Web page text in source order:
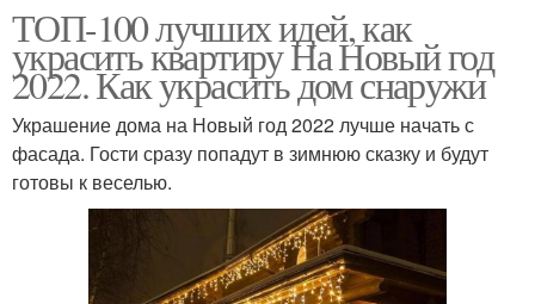
ТОП-100 лучших идей, как
украсить квартиру На Новый год
2022. Как украсить дом снаружи
Украшение дома на Новый год 2022 лучше начать с
фасада. Гости сразу попадут в зимнюю сказку и будут
готовы к веселью.